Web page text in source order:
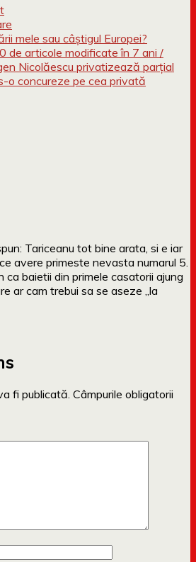
mele sau câștigul Europei?
de articole modificate în 7 ani /
Nicolăescu privatizează parțial
o concureze pe cea privată
Tariceanu tot bine arata, si e iar
avere primeste nevasta numarul 5.
ca baietii din primele casatorii ajung
ar cam trebui sa se aseze „la
fi publicată. Câmpurile obligatorii